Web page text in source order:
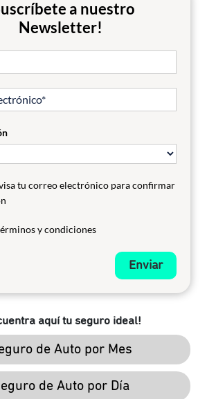
a nuestro
Newsletter!
tu correo electrónico para confirmar
y condiciones
Enviar
aquí tu seguro ideal!
de Auto por Mes
de Auto por Día